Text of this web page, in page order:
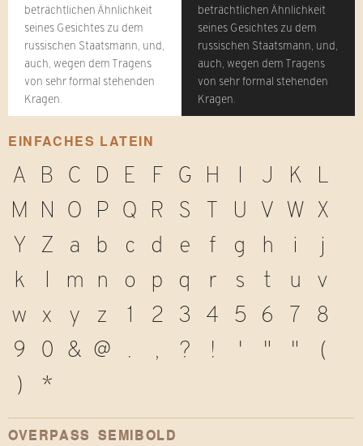
beträchtlichen Ähnlichkeit
seines Gesichtes zu dem
russischen Staatsmann, und,
auch, wegen dem Tragens
von sehr formal stehenden
Kragen.
beträchtlichen Ähnlichkeit
seines Gesichtes zu dem
russischen Staatsmann, und,
auch, wegen dem Tragens
von sehr formal stehenden
Kragen.
EINFACHES LATEIN
A B C D E F G H I J K
L
M N O P Q R S T U V W X
Y Z a b c d e f g h i
j
k
l m n o p q r s t u
v
w x y z 1 2 3 4 5 6 7
8
9
0 & @ . , ? ! ' " "
(
)
*
OVERPASS SEMIBOLD